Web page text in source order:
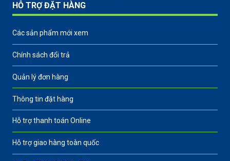
HỖ TRỢ ĐẶT HÀNG
Các sản phẩm mới xem
Chính sách đổi trả
Quản lý đơn hàng
Thông tin đặt hàng
Hỗ trợ thanh toán Online
Hỗ trợ giao hàng toàn quốc